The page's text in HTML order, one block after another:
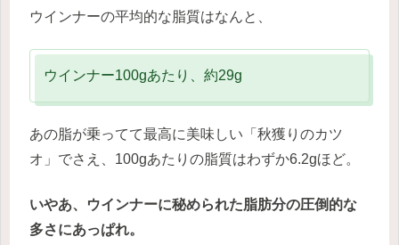
ウインナーの平均的な脂質はなんと、
ウインナー100gあたり、約29g
あの脂が乗ってて最高に美味しい「秋獲りのカツ
オ」でさえ、100gあたりの脂質はわずか6.2gほど。
いやあ、ウインナーに秘められた脂肪分の圧倒的な
多さにあっぱれ。